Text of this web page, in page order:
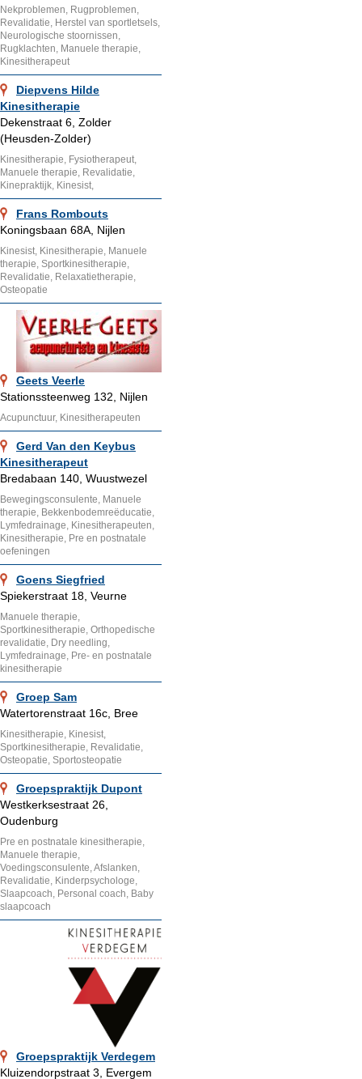
Nekproblemen, Rugproblemen,
Revalidatie, Herstel van sportletsels,
Neurologische stoornissen,
Rugklachten, Manuele therapie,
Kinesitherapeut
Diepvens Hilde
Kinesitherapie
Dekenstraat 6, Zolder
(Heusden-Zolder)
Kinesitherapie, Fysiotherapeut,
Manuele therapie, Revalidatie,
Kinepraktijk, Kinesist,
Frans Rombouts
Koningsbaan 68A, Nijlen
Kinesist, Kinesitherapie, Manuele
therapie, Sportkinesitherapie,
Revalidatie, Relaxatietherapie,
Osteopatie
Geets Veerle
Stationssteenweg 132, Nijlen
Acupunctuur, Kinesitherapeuten
Gerd Van den Keybus
Kinesitherapeut
Bredabaan 140, Wuustwezel
Bewegingsconsulente, Manuele
therapie, Bekkenbodemreëducatie,
Lymfedrainage, Kinesitherapeuten,
Kinesitherapie, Pre en postnatale
oefeningen
Goens Siegfried
Spiekerstraat 18, Veurne
Manuele therapie,
Sportkinesitherapie, Orthopedische
revalidatie, Dry needling,
Lymfedrainage, Pre- en postnatale
kinesitherapie
Groep Sam
Watertorenstraat 16c, Bree
Kinesitherapie, Kinesist,
Sportkinesitherapie, Revalidatie,
Osteopatie, Sportosteopatie
Groepspraktijk Dupont
Westkerksestraat 26,
Oudenburg
Pre en postnatale kinesitherapie,
Manuele therapie,
Voedingsconsulente, Afslanken,
Revalidatie, Kinderpsychologe,
Slaapcoach, Personal coach, Baby
slaapcoach
Groepspraktijk Verdegem
Kluizendorpstraat 3, Evergem